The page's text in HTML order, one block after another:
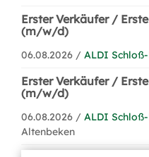
Erster Verkäufer /
(m/w/d)
06.08.2026 / ALDI
Erster Verkäufer /
(m/w/d)
06.08.2026 / ALDI
Altenbeken